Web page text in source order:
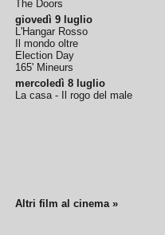
The Doors
giovedì 9 luglio
L'Hangar Rosso
Il mondo oltre
Election Day
165' Mineurs
mercoledì 8 luglio
La casa - Il rogo del male
Altri film al cinema »